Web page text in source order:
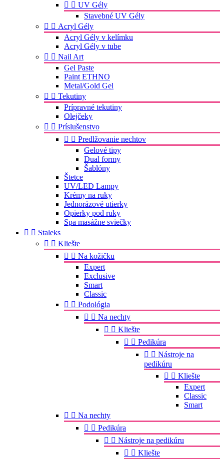
  UV Gély
Stavebné UV Gély
  Acryl Gély
Acryl Gély v kelímku
Acryl Gély v tube
  Nail Art
Gel Paste
Paint ETHNO
Metal/Gold Gel
  Tekutiny
Prípravné tekutiny
Olejčeky
  Príslušenstvo
  Predlžovanie nechtov
Gelové tipy
Dual formy
Šablóny
Štetce
UV/LED Lampy
Krémy na ruky
Jednorázové utierky
Opierky pod ruky
Spa masážne sviečky
  Staleks
  Kliešte
  Na kožičku
Expert
Exclusive
Smart
Classic
  Podológia
  Na nechty
  Kliešte
  Pedikúra
  Nástroje na
pedikúru
  Kliešte
Expert
Classic
Smart
  Na nechty
  Pedikúra
  Nástroje na pedikúru
  Kliešte